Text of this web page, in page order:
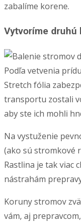
zabalíme korene.
Vytvoríme druhú
Podľa vetvenia
Stretch fólia
transportu zostali
aby ste ich mohli
Na vystuženie
(ako sú stromkové
Rastlina je tak viac
nástrahám
Koruny stromov
vám, aj